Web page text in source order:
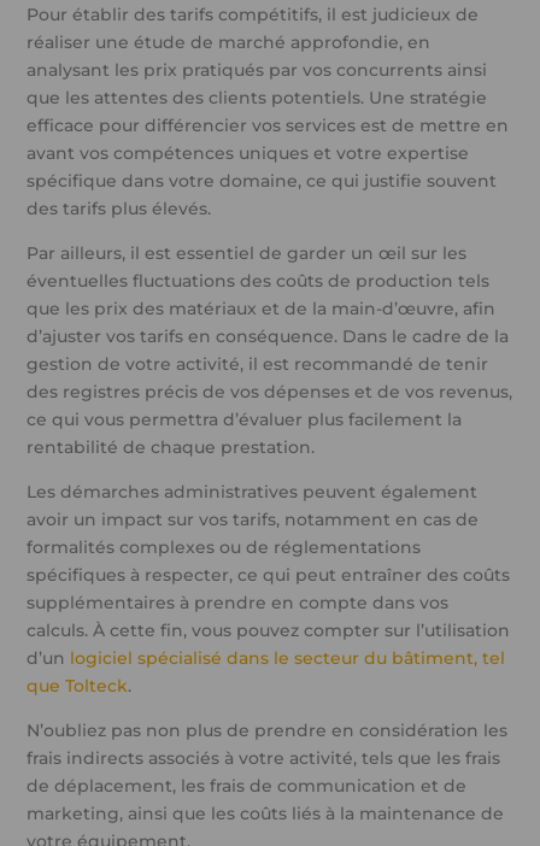
Pour établir des tarifs compétitifs, il est judicieux de
réaliser une étude de marché approfondie, en
analysant les prix pratiqués par vos concurrents ainsi
que les attentes des clients potentiels. Une stratégie
efficace pour différencier vos services est de mettre en
avant vos compétences uniques et votre expertise
spécifique dans votre domaine, ce qui justifie souvent
des tarifs plus élevés.
Par ailleurs, il est essentiel de garder un œil sur les
éventuelles fluctuations des coûts de production tels
que les prix des matériaux et de la main-d’œuvre, afin
d’ajuster vos tarifs en conséquence. Dans le cadre de la
gestion de votre activité, il est recommandé de tenir
des registres précis de vos dépenses et de vos revenus,
ce qui vous permettra d’évaluer plus facilement la
rentabilité de chaque prestation.
Les démarches administratives peuvent également
avoir un impact sur vos tarifs, notamment en cas de
formalités complexes ou de réglementations
spécifiques à respecter, ce qui peut entraîner des coûts
supplémentaires à prendre en compte dans vos
calculs. À cette fin, vous pouvez compter sur l’utilisation
d’un logiciel spécialisé dans le secteur du bâtiment, tel
que Tolteck.
N’oubliez pas non plus de prendre en considération les
frais indirects associés à votre activité, tels que les frais
de déplacement, les frais de communication et de
marketing, ainsi que les coûts liés à la maintenance de
votre équipement.